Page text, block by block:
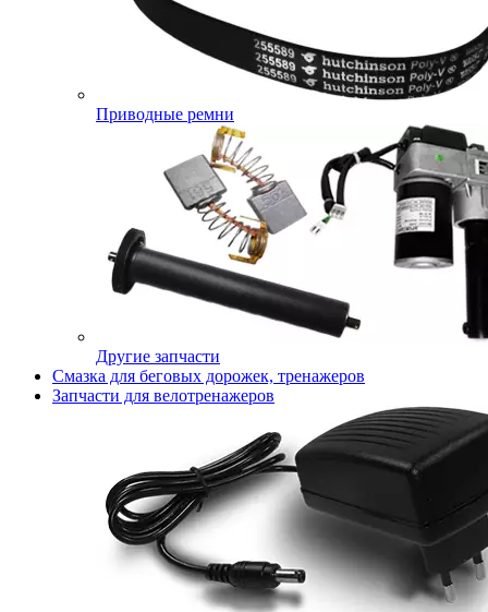
Приводные ремни
Другие запчасти
Смазка для беговых дорожек, тренажеров
Запчасти для велотренажеров